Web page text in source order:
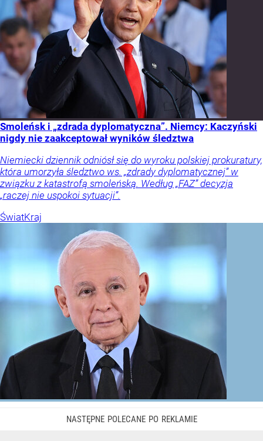
Smoleńsk i „zdrada dyplomatyczna”. Niemcy: Kaczyński
nigdy nie zaakceptował wyników śledztwa
Niemiecki dziennik odniósł się do wyroku polskiej prokuratury,
która umorzyła śledztwo ws. „zdrady dyplomatycznej” w
związku z katastrofą smoleńską. Według „FAZ” decyzja
„raczej nie uspokoi sytuacji”.
ŚwiatKraj